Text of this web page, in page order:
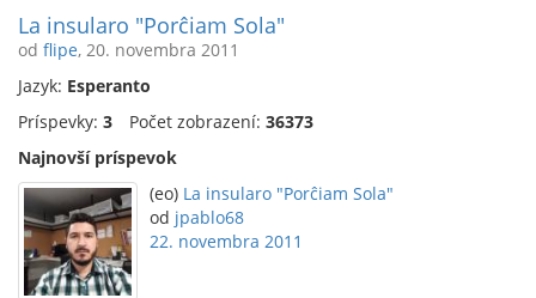
La insularo "Porĉiam Sola"
od flipe, 20. novembra 2011
Jazyk: Esperanto
Príspevky: 3 Počet zobrazení: 36373
Najnovší príspevok
(eo) La insularo "Porĉiam Sola"
od jpablo68
22. novembra 2011